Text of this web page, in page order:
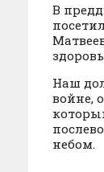
В
Наш
войне,
небом.